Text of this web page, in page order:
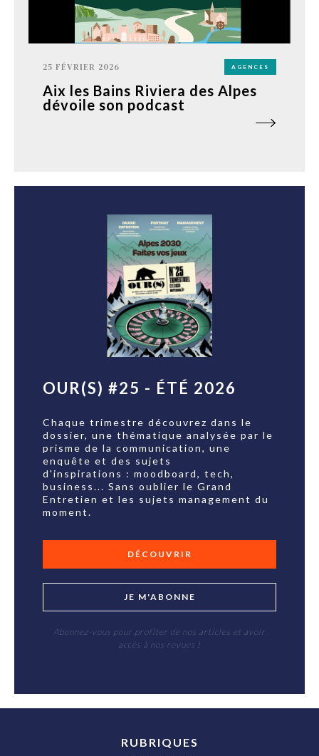
25 FÉVRIER 2026 AGENCES
Aix les Bains Riviera des Alpes
dévoile son podcast
OUR(S) #25 - ÉTÉ 2026
Chaque trimestre découvrez dans le
dossier, une thématique analysée par le
prisme de la communication, une
enquête et des sujets
d'inspirations : moodboard, tech,
business... Sans oublier le Grand
Entretien et les sujets management du
moment.
DÉCOUVRIR
JE M'ABONNE
Abonnez-vous pour profiter de nos articles et avoir
accès à nos revues !
RUBRIQUES